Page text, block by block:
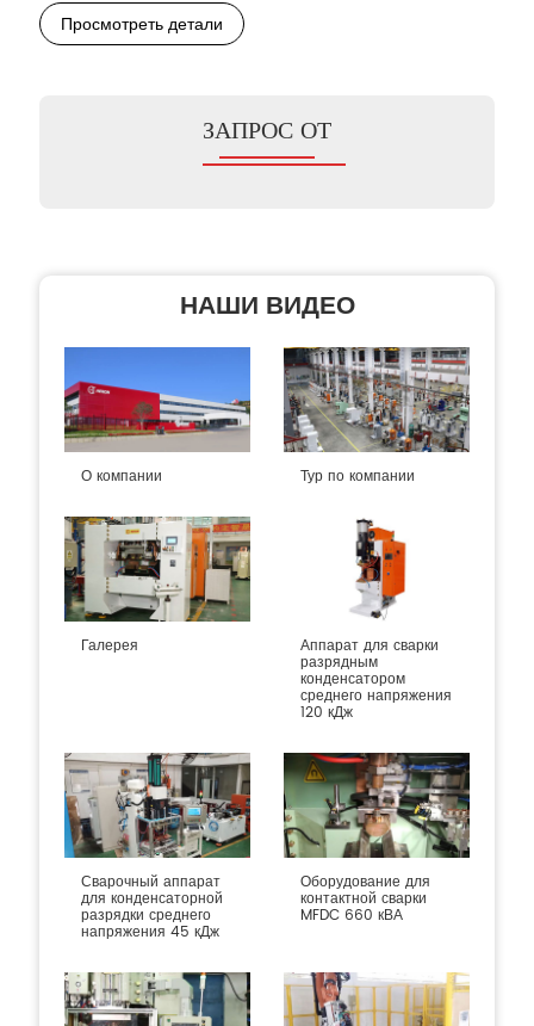
Просмотреть детали
ЗАПРОС ОТ
НАШИ ВИДЕО
О компании Тур по компании
Галерея Аппарат для сварки
разрядным
конденсатором
среднего напряжения
120 кДж
Сварочный аппарат
для конденсаторной
разрядки среднего
напряжения 45 кДж
Оборудование для
контактной сварки
MFDC 660 кВА